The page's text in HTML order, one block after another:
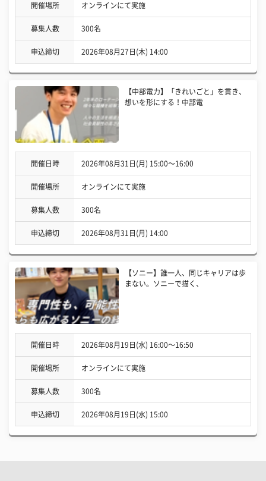
開催場所 オンラインにて実施
募集人数 300名
申込締切 2026年08月27日(木) 14:00
【中部電力】「きれいごと」を貫き、
想いを形にする！中部電
開催日時 2026年08月31日(月) 15:00〜16:00
開催場所 オンラインにて実施
募集人数 300名
申込締切 2026年08月31日(月) 14:00
【ソニー】誰一人、同じキャリアは歩
まない。ソニーで描く、
開催日時 2026年08月19日(水) 16:00〜16:50
開催場所 オンラインにて実施
募集人数 300名
申込締切 2026年08月19日(水) 15:00